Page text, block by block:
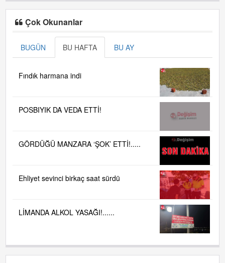
Çok Okunanlar
BUGÜN BU HAFTA BU AY
Fındık harmana indi
POSBIYIK DA VEDA ETTİ!
GÖRDÜĞÜ MANZARA ‘ŞOK’ ETTİ!.....
Ehliyet sevinci birkaç saat sürdü
LİMANDA ALKOL YASAĞI!......